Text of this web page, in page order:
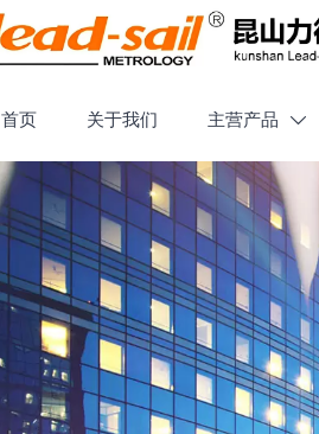
首页 关于我们 主营产品 